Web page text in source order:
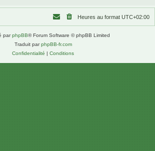
Heures au format UTC+02:00
parphpBB® Forum Software © phpBB Limited
Traduit parphpBB-fr.com
Confidentialité | Conditions